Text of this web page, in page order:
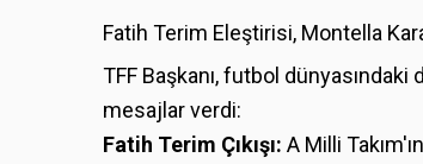
Fatih Terim Eleştirisi, Montella
TFF Başkanı, futbol
mesajlar verdi:
Fatih Terim Çıkışı: A Milli